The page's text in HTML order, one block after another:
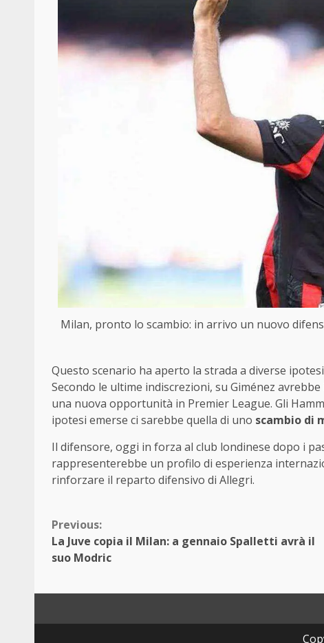
Milan, pronto lo scambio: in arrivo un nuovo
Questo scenario ha aperto la strada a diverse
Secondo le ultime indiscrezioni, su Giménez
una nuova opportunità in Premier League. Gli
ipotesi emerse ci sarebbe quella di uno scambio di
Il difensore, oggi in forza al club londinese dopo i
rappresenterebbe un profilo di esperienza
rinforzare il reparto difensivo di Allegri.
Continue
Reading
Previous:
La Juve copia il Milan: a gennaio Spalletti avrà il
suo Modric